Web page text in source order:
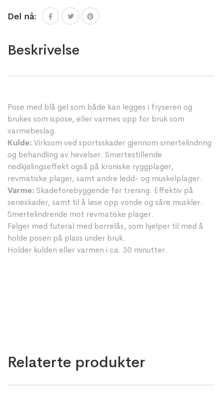
Del nå:
Beskrivelse
Pose med blå gel som både kan legges i fryseren og
brukes som ispose, eller varmes opp for bruk som
varmebeslag.
Kulde: Virksom ved sportsskader gjennom smertelindring
og behandling av hevelser. Smertestillende
nedkjølingseffekt også på kroniske ryggplager,
revmatiske plager, samt andre ledd- og muskelplager.
Varme: Skadeforebyggende før trening. Effektiv på
seneskader, samt til å løse opp vonde og såre muskler.
Smertelindrende mot revmatiske plager.
Følger med futeral med borrelås, som hjelper til med å
holde posen på plass under bruk.
Holder kulden eller varmen i ca. 30 minutter.
Relaterte produkter